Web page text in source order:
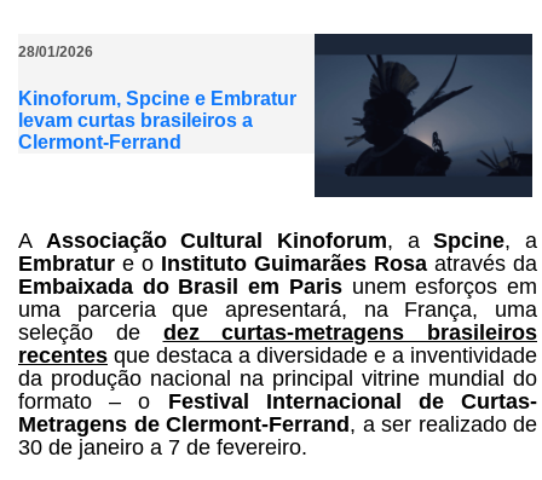
28/01/2026
Kinoforum, Spcine e Embratur
levam curtas brasileiros a
Clermont-Ferrand
A Associação Cultural Kinoforum, aSpcine, a
Embratur e o Instituto Guimarães Rosa através da
Embaixada do Brasil em Parisunem esforços em
uma parceria que apresentará, na França, uma
seleção de dez curtas-metragens brasileiros
recentes que destaca a diversidade e a inventividade
da produção nacional na principal vitrine mundial do
formato – o Festival Internacional de Curtas-
Metragens de Clermont-Ferrand , a ser realizado de
30 de janeiro a 7 de fevereiro.